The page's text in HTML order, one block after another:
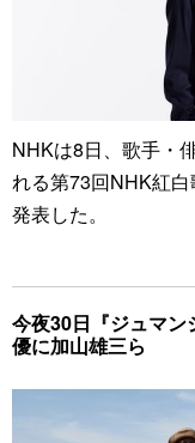
NHKは8日、歌手・
れる第73回NHK紅
発表した。
今夜30日『ジュマ
優に加山雄三ら